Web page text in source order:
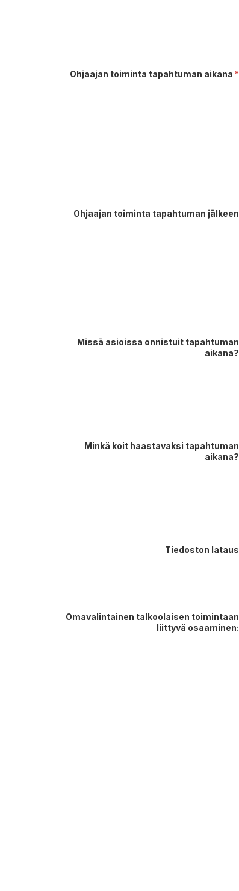
Ohjaajan toiminta tapahtuman aikana *
Ohjaajan toiminta tapahtuman jälkeen
Missä asioissa onnistuit tapahtuman
aikana?
Minkä koit haastavaksi tapahtuman
aikana?
Tiedoston lataus
Omavalintainen talkoolaisen toimintaan
liittyvä osaaminen: